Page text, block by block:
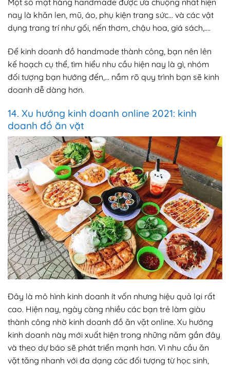
Một số mặt hàng handmade được ưa chuộng nhất hiện
nay là khăn len, mũ, áo, phụ kiện trang sức… và các vật
dụng trang trí như gối, nến thơm, chậu hoa, giá sách,….
Để kinh doanh đồ handmade thành công, bạn nên lên
kế hoạch cụ thể, tìm hiểu nhu cầu hiện nay là gì, nhóm
đối tượng bạn hướng đến,… nắm rõ quy trình bạn sẽ kinh
doanh dễ dàng hơn.
14. Xu hướng kinh doanh online 2021: kinh
doanh đồ ăn vặt
Đây là mô hình kinh doanh ít vốn nhưng hiệu quả lại rất
cao. Hiện nay, ngày càng nhiều các bạn trẻ làm giàu
thành công nhờ kinh doanh đồ ăn vặt online. Xu hướng
kinh doanh này mới xuất hiện trong những năm gần đây
và theo dự báo sẽ phát triển mạnh hơn. Vì nhu cầu ăn
vặt tăng nhanh với đa dạng các đối tượng từ học sinh,